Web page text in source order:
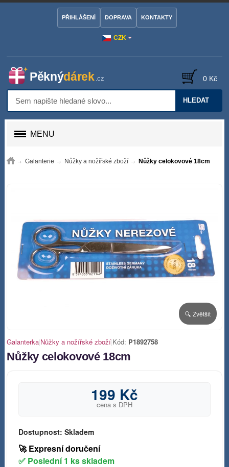
CZK
PŘIHLÁŠENÍ DOPRAVA KONTAKTY
HLEDAT
0 Kč
MENU
Galanterie Nůžky a nožířské zboží Nůžky celokovové 18cm
🔍 Zvětšit
Galanterka|Nůžky a nožířské zboží|Kód: P1892758
Nůžky celokovové 18cm
199 Kč
cena s DPH
Dostupnost: Skladem
🚀 Expresní doručení
✅ Poslední 1 ks skladem